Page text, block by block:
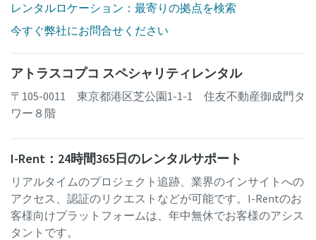
レンタルロケーション：最寄りの拠点を検索
今すぐ弊社にお問合せください
アトラスコプコ スペシャリティレンタル
〒105-0011 東京都港区芝公園1-1-1 住友不動産御成門タ
ワー８階
I-Rent：24時間365日のレンタルサポート
リアルタイムのプロジェクト追跡、業界のインサイトへの
アクセス、認証のリクエストなどが可能です。I-Rentのお
客様向けプラットフォームは、年中無休でお客様のアシス
タントです。